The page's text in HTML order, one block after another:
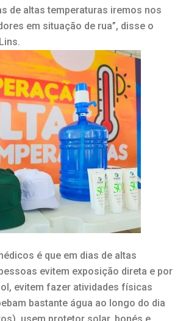
de altas temperaturas iremos nos
em situação de rua”, disse o
é que em dias de altas
evitem exposição direta e por
evitem fazer atividades físicas
bastante água ao longo do dia